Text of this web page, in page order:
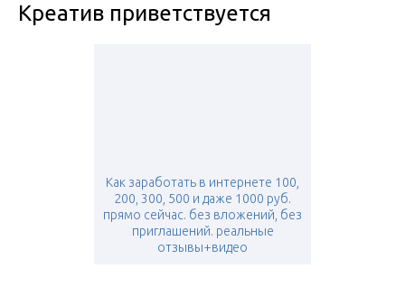
Креатив приветствуется
Как заработать в интернете 100,
200, 300, 500 и даже 1000 руб.
прямо сейчас. без вложений, без
приглашений. реальные
отзывы+видео